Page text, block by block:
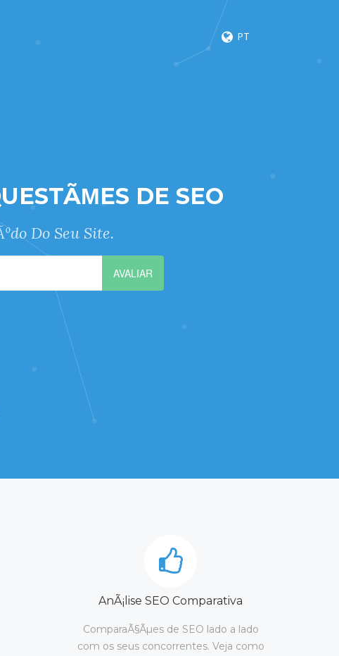
PT
DE SEO
Do Seu Site.
AVALIAR
AnÃ¡lise SEO Comparativa
ComparaÃ§Ãµes de SEO lado a lado
com os seus concorrentes. Veja como